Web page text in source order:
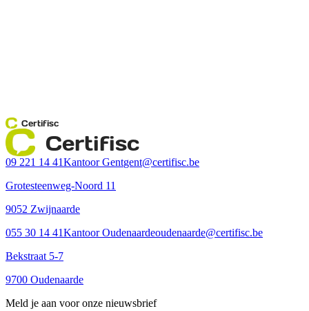
Certifisc
Certifisc
09 221 14 41Kantoor Gentgent@certifisc.be
Grotesteenweg-Noord 11
9052 Zwijnaarde
055 30 14 41Kantoor Oudenaardeoudenaarde@certifisc.be
Bekstraat 5-7
9700 Oudenaarde
Meld je aan voor onze nieuwsbrief